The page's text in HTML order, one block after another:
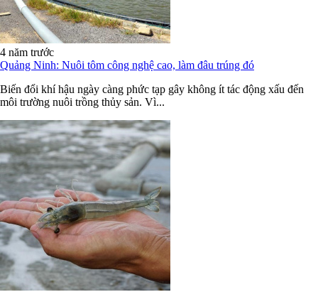
4 năm trước
Quảng Ninh: Nuôi tôm công nghệ cao, làm đâu trúng đó
Biến đổi khí hậu ngày càng phức tạp gây không ít tác động xấu đến
môi trường nuôi trồng thủy sản. Vì...